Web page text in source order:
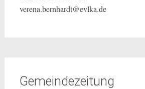
verena.bernhardt@evlka.de
Gemeindezeitung